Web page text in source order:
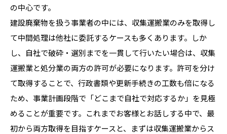
の中心です。
建設廃棄物を扱う事業者の中には、収集運搬業のみを取得し
て中間処理は他社に委託するケースも多くあります。しか
し、自社で破砕・選別までを一貫して行いたい場合は、収集
運搬業と処分業の両方の許可が必要になります。許可を分け
て取得することで、行政書類や更新手続きの工数も倍になる
ため、事業計画段階で「どこまで自社で対応するか」を見極
めることが重要です。これまでお客様とお話しする中で、最
初から両方取得を目指すケースと、まずは収集運搬業からス